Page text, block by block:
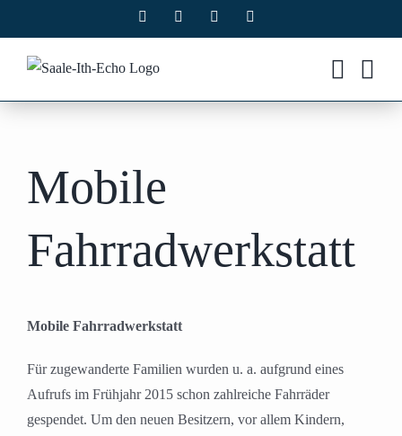
Inhalt
springen
Facebook Instagram
Mobile
Fahrradwerkstatt
Mobile Fahrradwerkstatt
Für zugewanderte Familien wurden u. a. aufgrund eines
Aufrufs im Frühjahr 2015 schon zahlreiche Fahrräder
gespendet. Um den neuen Besitzern, vor allem Kindern,